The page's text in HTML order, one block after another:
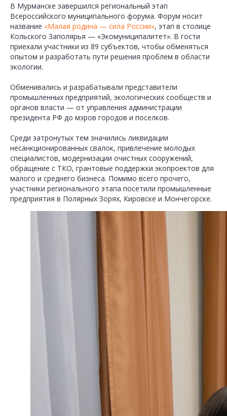
В Мурманске завершился региональный этап
Всероссийского муниципального форума. Форум носит
название «Малая родина — сила России», этап в столице
Кольского Заполярья — «Экомуниципалитет». В гости
приехали участники из 89 субъектов, чтобы обменяться
опытом и разработать пути решения проблем в области
экологии.
Обменивались и разрабатывали представители
промышленных предприятий, экологических сообществ и
органов власти — от управления администрации
президента РФ до мэров городов и поселков.
Среди затронутых тем значились ликвидации
несанкционированных свалок, привлечение молодых
специалистов, модернизации очистных сооружений,
обращение с ТКО, грантовые поддержки экопроектов для
малого и среднего бизнеса. Помимо всего прочего,
участники регионального этапа посетили промышленные
предприятия в Полярных Зорях, Кировске и Мончегорске.